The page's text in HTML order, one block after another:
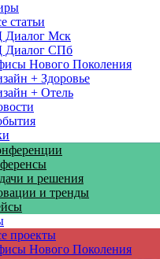
статьи
Диалог Мск
Диалог СПб
Нового Поколения
+ Здоровье
+ Отель
и решения
и тренды
проекты
Нового Поколения